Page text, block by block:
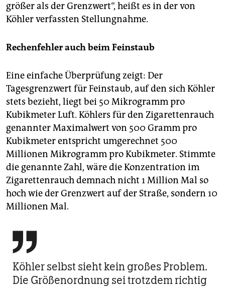
größer als der Grenzwert“, heißt es in der von
Köhler verfassten Stellungnahme.
Rechenfehler auch beim Feinstaub
Eine einfache Überprüfung zeigt: Der
Tagesgrenzwert für Feinstaub, auf den sich Köhler
stets bezieht, liegt bei 50 Mikrogramm pro
Kubikmeter Luft. Köhlers für den Zigarettenrauch
genannter Maximalwert von 500 Gramm pro
Kubikmeter entspricht umgerechnet 500
Millionen Mikrogramm pro Kubikmeter. Stimmte
die genannte Zahl, wäre die Konzentration im
Zigarettenrauch demnach nicht 1 Million Mal so
hoch wie der Grenzwert auf der Straße, sondern 10
Millionen Mal.

Köhler selbst sieht kein großes Problem.
Die Größenordnung sei trotzdem richtig